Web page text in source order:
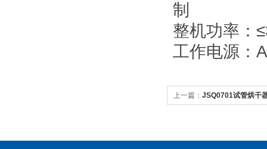
制
整机功率：
工作电源
上一篇： JSQ0701试管烘干